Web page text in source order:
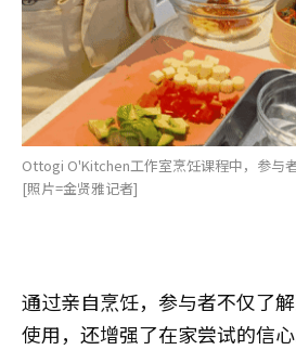
Ottogi O'Kitchen工作室烹饪课程中，参与
[照片=金贤雅记者]
通过亲自烹饪，参与者不仅了
使用，还增强了在家尝试的信